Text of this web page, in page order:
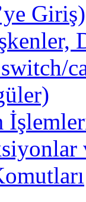
Giriş)